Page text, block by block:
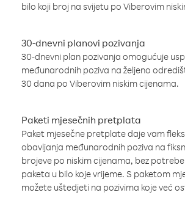
bilo koji broj na svijetu po Viberovim
30-dnevni planovi pozivanja
30-dnevni plan pozivanja omogućuje
međunarodnih poziva na željeno
30 dana po Viberovim niskim cijenama.
Paketi mjesečnih pretplata
Paket mjesečne pretplate daje vam
obavljanja međunarodnih poziva na
brojeve po niskim cijenama, bez
paketa u bilo koje vrijeme. S paketom
možete uštedjeti na pozivima koje već